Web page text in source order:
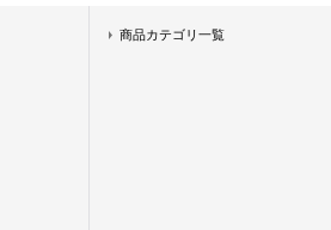
商品カテゴリ一覧